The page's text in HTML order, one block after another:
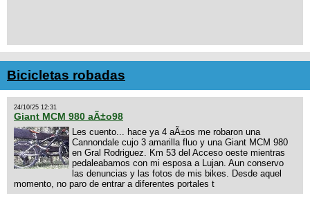
Bicicletas robadas
24/10/25 12:31
Giant MCM 980 aÃ±o98
Les cuento... hace ya 4 aÃ±os me robaron una
Cannondale cujo 3 amarilla fluo y una Giant MCM 980
en Gral Rodriguez. Km 53 del Acceso oeste mientras
pedaleabamos con mi esposa a Lujan. Aun conservo
las denuncias y las fotos de mis bikes. Desde aquel
momento, no paro de entrar a diferentes portales t